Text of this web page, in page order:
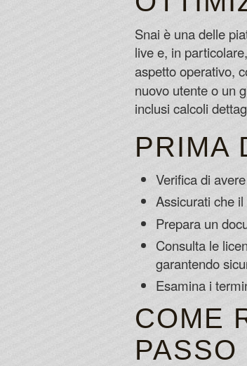
Snai è una delle
live e, in
aspetto operativo,
nuovo utente o un
inclusi calcoli
PRIMA
Verifica di
Assicurati che
Prepara un
Consulta le
garantendo
Esamina i
COME
PASSO